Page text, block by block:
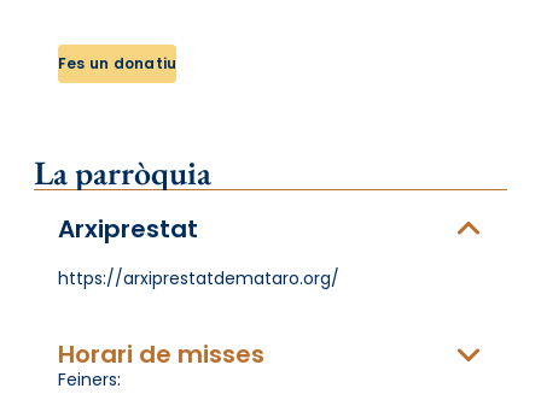
Fes un donatiu
La parròquia
Arxiprestat
https://arxiprestatdemataro.org/
Horari de misses
Feiners: